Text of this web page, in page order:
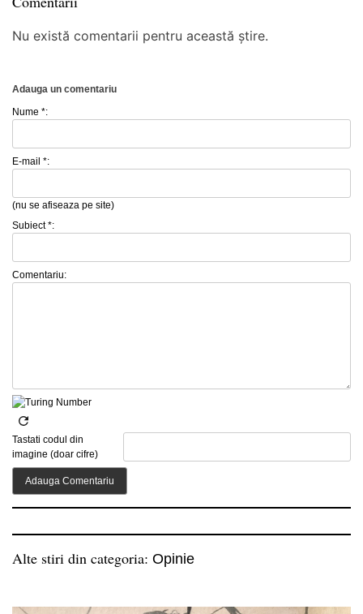
Nu există comentarii pentru această știre.
Adauga un comentariu
Nume *:
E-mail *:
(nu se afiseaza pe site)
Subiect *:
Comentariu:
Tastati codul din
imagine (doar cifre)
Alte stiri din categoria: Opinie